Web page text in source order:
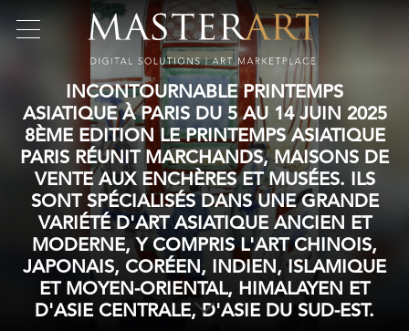
INCONTOURNABLE PRINTEMPS
ASIATIQUE À PARIS DU 5 AU 14 JUIN 2025
8ÈME EDITION LE PRINTEMPS ASIATIQUE
PARIS RÉUNIT MARCHANDS, MAISONS DE
VENTE AUX ENCHÈRES ET MUSÉES. ILS
SONT SPÉCIALISÉS DANS UNE GRANDE
VARIÉTÉ D'ART ASIATIQUE ANCIEN ET
MODERNE, Y COMPRIS L'ART CHINOIS,
JAPONAIS, CORÉEN, INDIEN, ISLAMIQUE
ET MOYEN-ORIENTAL, HIMALAYEN ET
D'ASIE CENTRALE, D'ASIE DU SUD-EST.